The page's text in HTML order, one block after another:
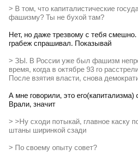
> В том, что капиталистические
фашизму? Ты не бухой там?
Нет, но даже трезвому с тебя
грабеж спрашивал. Показывай
> ЗЫ. В России уже был фашизм
время, когда в октябре 93 го
После взятия власти, снова
А мне говорили, это
Врали, значит
> >Ну сходи потыкай, главное каску
штаны ширинкой сзади
> По своему опыту совет?